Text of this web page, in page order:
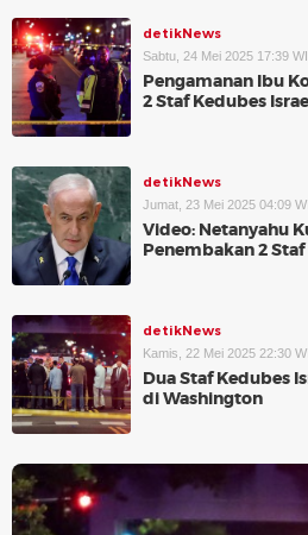
detikNews
Sabtu, 24 Mei 2025 17:39
Pengamanan Ibu
2 Staf Kedubes
detikNews
Jumat, 23 Mei 2025 04:09
Video: Netanyahu
Penembakan 2
detikNews
Kamis, 22 Mei 2025 22:30
Dua Staf Kedubes
di Washington